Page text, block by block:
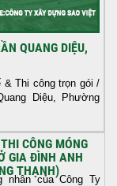
QUANG DIỆU,
& Thi công trọn gói /
Diệu, Phường
CÔNG MÓNG
GIA ĐÌNH ANH
THẠNH)
của Công Ty